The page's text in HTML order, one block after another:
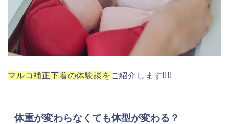
マルコ補正下着の体験談を ご紹介します!!!!
体重が変わらなくても体型が変わる？